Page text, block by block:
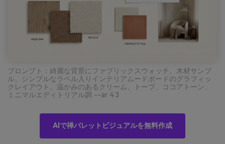
プロンプト：綺麗な背景にファブリックスウォッチ、木材サンプ
ル、シンプルなラベル入りインテリアムードボードのグラフィッ
クレイアウト。温かみのあるクリーム、トープ、ココアトーン、
ミニマルエディトリアル調 --ar 4:3
AIで禅パレットビジュアルを無料作成